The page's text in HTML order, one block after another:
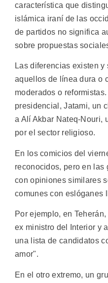
característica que
islámica iraní de las
de partidos no significa
sobre propuestas
Las diferencias existen y
aquellos de línea dura o
moderados o
presidencial, Jatami, un
a Alí Akbar Nateq-Nouri,
por el sector religioso.
En los comicios del
reconocidos, pero en las
con opiniones similares
comunes con eslóganes
Por ejemplo, en
ex ministro del Interior y
una lista de candidatos
amor".
En el otro extremo, un